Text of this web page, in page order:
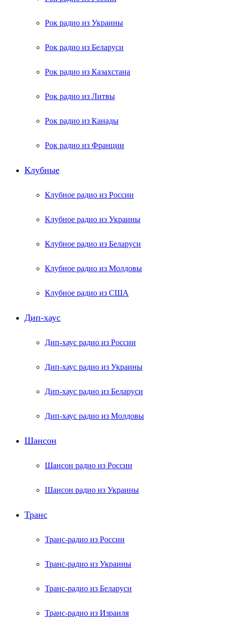
Рок радио из Украины
Рок радио из Беларуси
Рок радио из Казахстана
Рок радио из Литвы
Рок радио из Канады
Рок радио из Франции
Клубные
Клубное радио из России
Клубное радио из Украины
Клубное радио из Беларуси
Клубное радио из Молдовы
Клубное радио из США
Дип-хаус
Дип-хаус радио из России
Дип-хаус радио из Украины
Дип-хаус радио из Беларуси
Дип-хаус радио из Молдовы
Шансон
Шансон радио из России
Шансон радио из Украины
Транс
Транс-радио из России
Транс-радио из Украины
Транс-радио из Беларуси
Транс-радио из Израиля